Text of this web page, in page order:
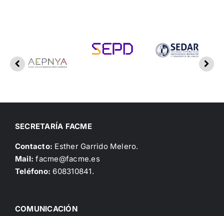
SECRETARÍA FACME
Contacto: Esther Garrido Melero.
Mail: facme@facme.es
Teléfono: 608310841.
COMUNICACIÓN